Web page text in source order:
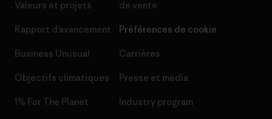
Valeurs et projets
Rapport d’avancement
Business Unusual
Objectifs climatiques
1% For The Planet
de vente
Préférences de cookie
Carrières
Presse et media
Industry program